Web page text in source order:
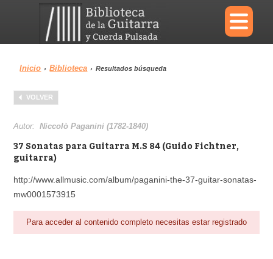
×
Menu
Biblioteca
Reproductor
Inicio › Biblioteca › Resultados búsqueda
VOLVER
Autor:Niccolò Paganini (1782-1840)
37 Sonatas para Guitarra M.S 84 (Guido Fichtner,
guitarra)
http://www.allmusic.com/album/paganini-the-37-guitar-sonatas-
mw0001573915
Para acceder al contenido completo necesitas estar registrado